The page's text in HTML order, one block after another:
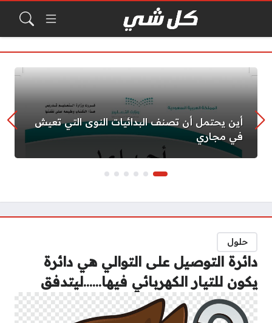
أين يحتمل أن تصنف البدائيات النوى التي تعيش
في مجاري
حلول
دائرة التوصيل على التوالي هي دائرة
يكون للتيار الكهربائي فيها……ليتدفق